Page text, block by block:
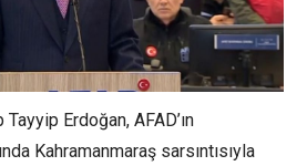
Erdoğan, AFAD’ın
Kahramanmaraş sarsıntısıyla